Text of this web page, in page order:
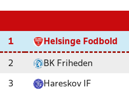
1 Helsinge Fodbold
2 BK Friheden
3 Hareskov IF